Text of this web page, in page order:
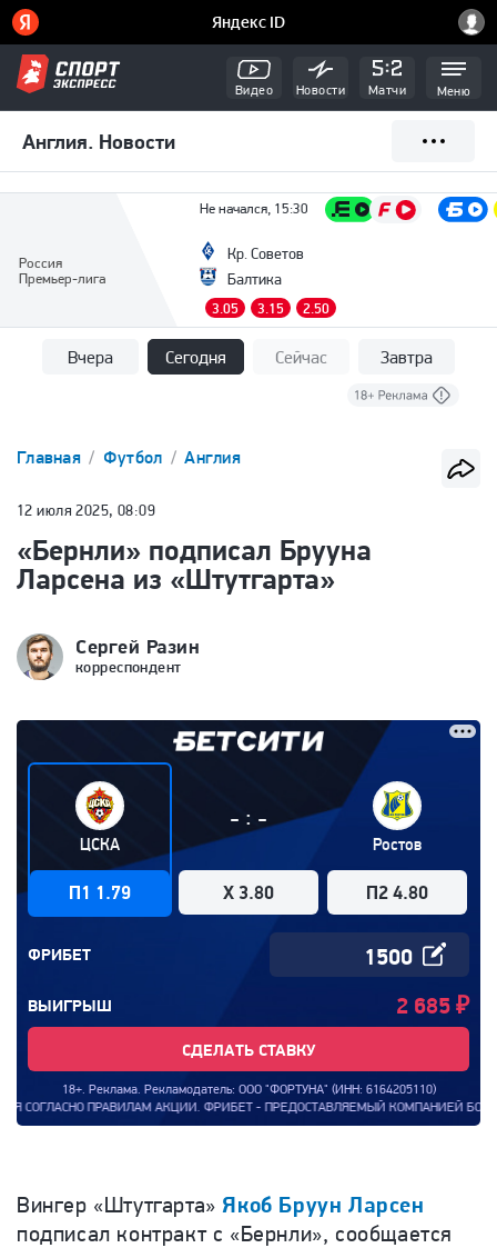
Видео Новости Матчи Меню
Англия. Новости
Россия
Премьер-лига
Не начался, 15:30
Кр. Советов
Балтика
3.05 3.15 2.50
Вчера Сегодня Сейчас Завтра
Главная Футбол Англия
12 июля 2025, 08:09
«Бернли» подписал Брууна
Ларсена из «Штутгарта»
Сергей Разин
корреспондент
ЦСКА
П1 1.79
- : -
X 3.80
Ростов
П2 4.80
ФРИБЕТ
ВЫИГРЫШ 2 685 ₽
СДЕЛАТЬ СТАВКУ
18+. Реклама. Рекламодатель: ООО "ФОРТУНА" (ИНН: 6164205110)
ПРАВИЛАМ АКЦИИ. ФРИБЕТ - ПРЕДОСТАВЛЯЕМЫЙ КОМПАНИЕЙ БОНУС,
Вингер «Штутгарта»Якоб Бруун Ларсен
подписал контракт с «Бернли», сообщается